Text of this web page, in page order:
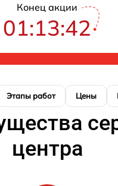
Конец акции
01:13:40
Этапы работ Цены
центра